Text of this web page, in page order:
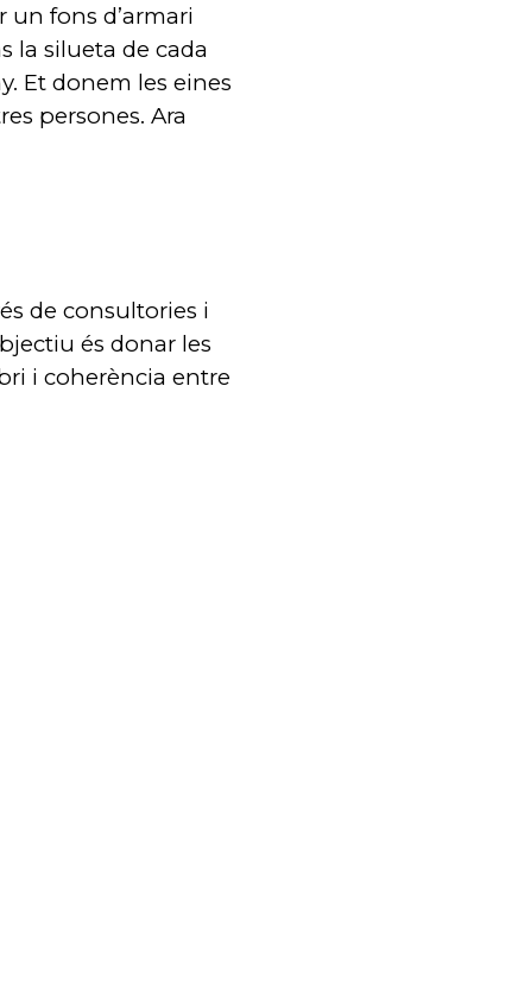
un fons d’armari
la silueta de cada
Et donem les eines
persones. Ara
de consultories i
és donar les
i coherència entre